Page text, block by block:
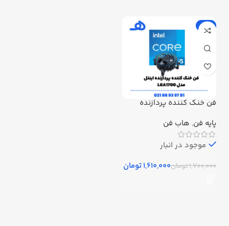
-5%
فن خنک کننده پردازنده
پایه فن, هاب فن
موجود در انبار
1,700,000تومان1,610,000تومان